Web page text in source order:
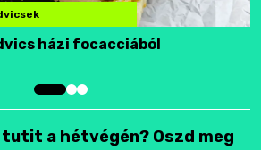
házi focacciából
a hétvégén? Oszd meg